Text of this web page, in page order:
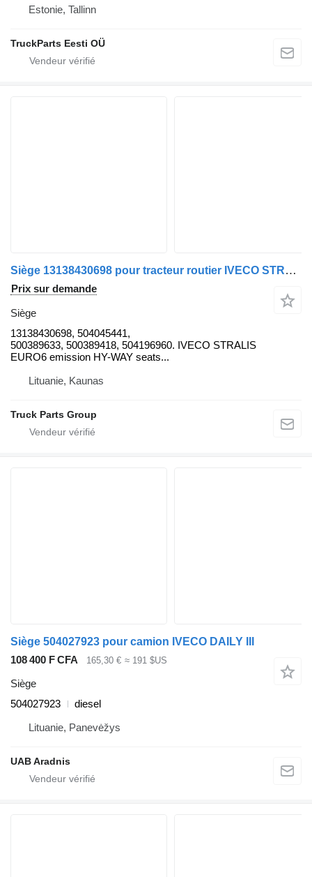
Estonie, Tallinn
TruckParts Eesti OÜ
Siège 13138430698 pour tracteur routier IVECO STRALIS EURO6
Prix sur demande
Siège
13138430698, 504045441,
500389633, 500389418, 504196960. IVECO STRALIS
EURO6 emission HY-WAY seats...
Lituanie, Kaunas
Truck Parts Group
Siège 504027923 pour camion IVECO DAILY III
108 400 F CFA
165,30 € ≈ 191 $US
Siège
504027923
diesel
Lituanie, Panevėžys
UAB Aradnis